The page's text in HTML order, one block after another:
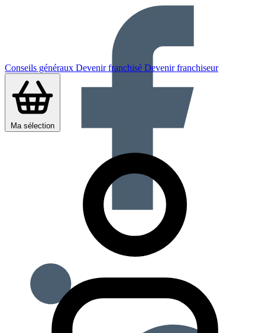
Conseils généraux Devenir franchisé Devenir franchiseur
Ma sélection